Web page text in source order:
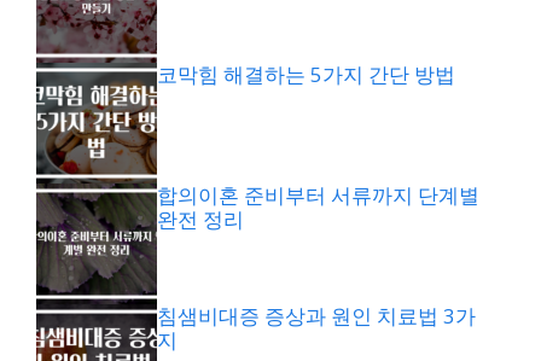
코막힘 해결하는 5가지 간단 방법
합의이혼 준비부터 서류까지 단계별
완전 정리
침샘비대증 증상과 원인 치료법 3가
지